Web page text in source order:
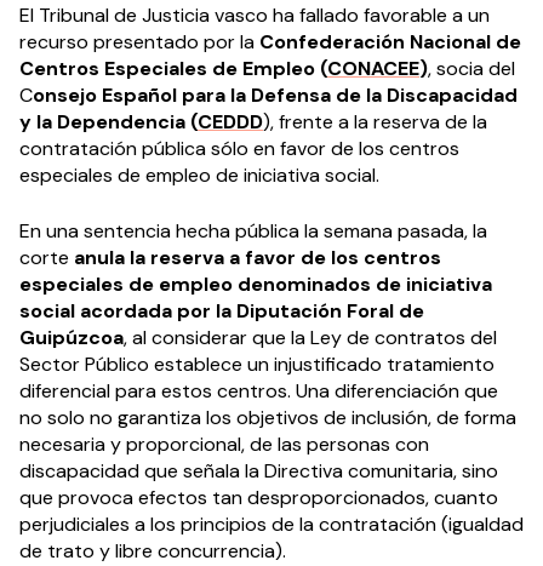
El Tribunal de Justicia vasco ha fallado favorable a un
recurso presentado por la Confederación Nacional de
Centros Especiales de Empleo (CONACEE), socia del
Consejo Español para la Defensa de la Discapacidad
y la Dependencia (CEDDD), frente a la reserva de la
contratación pública sólo en favor de los centros
especiales de empleo de iniciativa social.
En una sentencia hecha pública la semana pasada, la
corte anula la reserva a favor de los centros
especiales de empleo denominados de iniciativa
social acordada por la Diputación Foral de
Guipúzcoa, al considerar que la Ley de contratos del
Sector Público establece un injustificado tratamiento
diferencial para estos centros. Una diferenciación que
no solo no garantiza los objetivos de inclusión, de forma
necesaria y proporcional, de las personas con
discapacidad que señala la Directiva comunitaria, sino
que provoca efectos tan desproporcionados, cuanto
perjudiciales a los principios de la contratación (igualdad
de trato y libre concurrencia).